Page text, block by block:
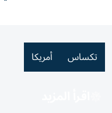
تكساس أمريكا